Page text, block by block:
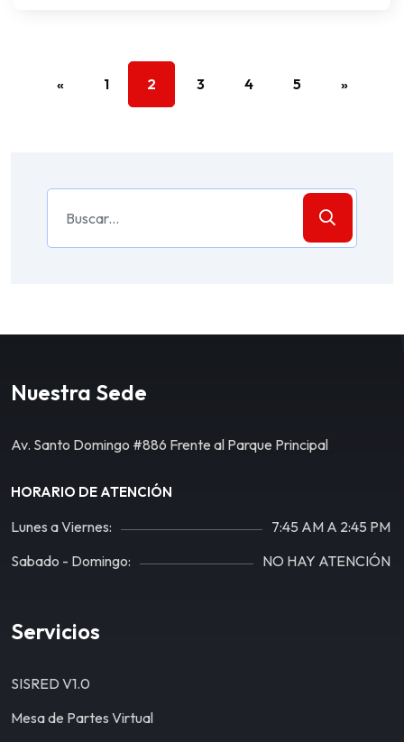
« 1 2 3 4 5 »
Nuestra Sede
Av. Santo Domingo #886 Frente al Parque Principal
HORARIO DE ATENCIÓN
Lunes a Viernes:
7:45 AM A 2:45 PM
Sabado - Domingo:
NO HAY ATENCIÓN
Servicios
SISRED V1.0
Mesa de Partes Virtual